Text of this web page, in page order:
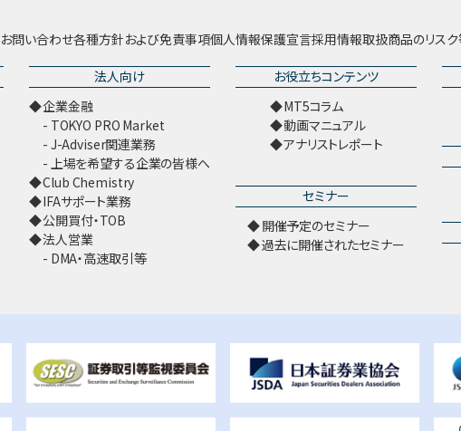
お問い合わせ各種方針および免責事項個人情報保護宣言採用情報取扱商品のリス
法人向け
企業金融
TOKYO PRO Market
J-Adviser関連業務
上場を希望する企業の皆様へ
Club Chemistry
IFAサポート業務
公開買付・TOB
法人営業
DMA・高速取引等
お役立ちコンテンツ
MT5コラム
動画マニュアル
アナリストレポート
セミナー
開催予定のセミナー
過去に開催されたセミナー